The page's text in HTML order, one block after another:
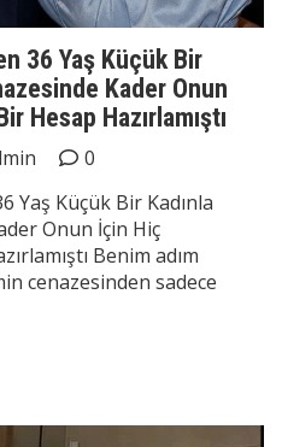
36 Yaş Küçük Bir
Kader Onun
Hesap Hazırlamıştı
0
Yaş Küçük Bir Kadınla
Onun İçin Hiç
Benim adım
cenazesinden sadece